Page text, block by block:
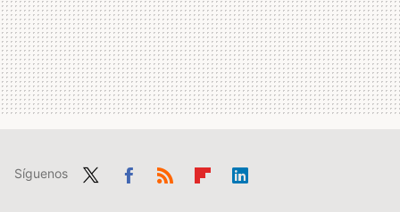
Síguenos